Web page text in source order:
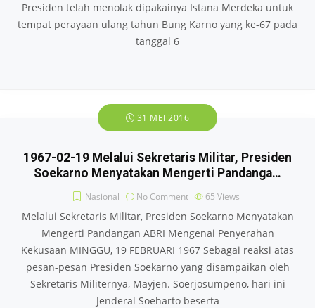
Presiden telah menolak dipakainya Istana Merdeka untuk
tempat perayaan ulang tahun Bung Karno yang ke-67 pada
tanggal 6
31 MEI 2016
1967-02-19 Melalui Sekretaris Militar, Presiden
Soekarno Menyatakan Mengerti Pandanga…
Nasional No Comment 65 Views
Melalui Sekretaris Militar, Presiden Soekarno Menyatakan
Mengerti Pandangan ABRI Mengenai Penyerahan
Kekusaan MINGGU, 19 FEBRUARI 1967 Sebagai reaksi atas
pesan-pesan Presiden Soekarno yang disampaikan oleh
Sekretaris Militernya, Mayjen. Soerjosumpeno, hari ini
Jenderal Soeharto beserta